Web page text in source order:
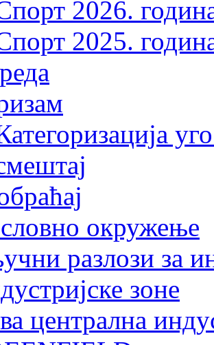
2026.
2025.
окружење
разлози за
зоне
централна